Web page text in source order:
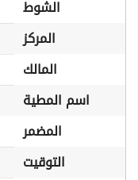
الشوط
المركز
المالك
اسم المطية
المضمر
التوقيت